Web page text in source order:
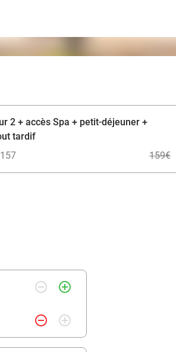
2 + accès Spa + petit-déjeuner +
tardif
159€
remove_circle_outline add_circle_outline
remove_circle_outline add_circle_outline